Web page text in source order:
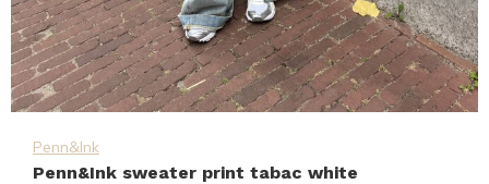
Penn&Ink
Penn&Ink sweater print tabac white